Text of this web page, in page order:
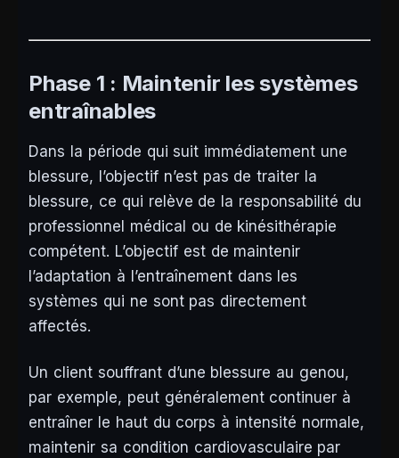
Phase 1 : Maintenir les systèmes
entraînables
Dans la période qui suit immédiatement une
blessure, l’objectif n’est pas de traiter la
blessure, ce qui relève de la responsabilité du
professionnel médical ou de kinésithérapie
compétent. L’objectif est de maintenir
l’adaptation à l’entraînement dans les
systèmes qui ne sont pas directement
affectés.
Un client souffrant d’une blessure au genou,
par exemple, peut généralement continuer à
entraîner le haut du corps à intensité normale,
maintenir sa condition cardiovasculaire par